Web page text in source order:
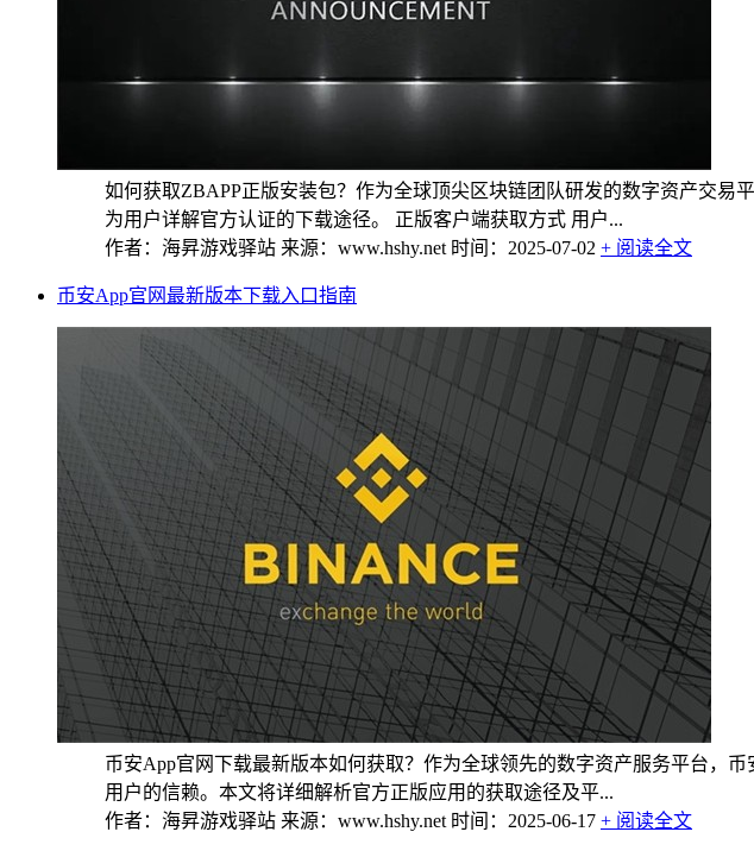
如何获取ZBAPP正版安装包？作为全球顶尖区块链团队研发的数字资产交
为用户详解官方认证的下载途径。 正版客户端获取方式 用户...
作者：海昇游戏驿站 来源：www.hshy.net 时间：2025-07-02 + 阅读全文
币安App官网最新版本下载入口指南
币安App官网下载最新版本如何获取？作为全球领先的数字资产服务平台，
用户的信赖。本文将详细解析官方正版应用的获取途径及平...
作者：海昇游戏驿站 来源：www.hshy.net 时间：2025-06-17 + 阅读全文